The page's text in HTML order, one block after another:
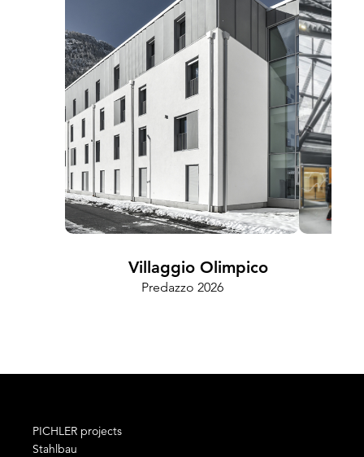
Villaggio Olimpico
Predazzo 2026
PICHLER projects
Stahlbau